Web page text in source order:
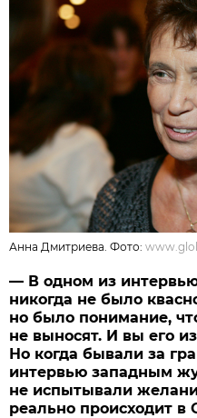
Анна Дмитриева. Фото:
— В одном из
никогда не было
но было понимание,
не выносят. И вы его
Но когда бывали за
интервью западным
не испытывали
реально происходит в